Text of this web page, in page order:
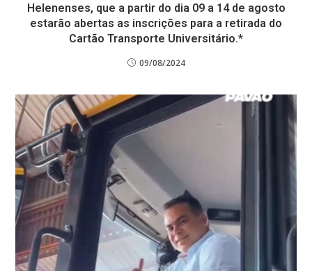
Helenenses, que a partir do dia 09 a 14 de agosto
estarão abertas as inscrições para a retirada do
Cartão Transporte Universitário.*
09/08/2024